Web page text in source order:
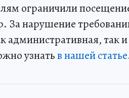
ограничили
За нарушение
административная, так
узнатьв нашей статье